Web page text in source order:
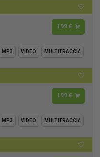
1,99 €
MP3 VIDEO MULTITRACCIA
1,99 €
MP3 VIDEO MULTITRACCIA